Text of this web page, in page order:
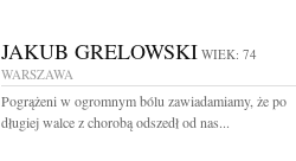
JAKUB GRELOWSKI WIEK: 74
WARSZAWA
Pogrążeni w ogromnym bólu zawiadamiamy, że po
długiej walce z chorobą odszedł od nas...